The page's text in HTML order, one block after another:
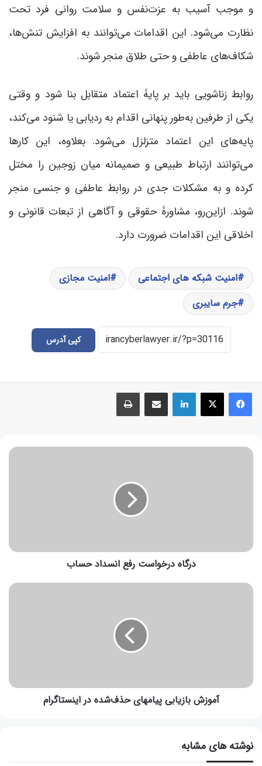
و موجب آسیب به عزت‌نفس و سلامت روانی فرد تحت
نظارت می‌شود. این اقدامات می‌توانند به افزایش تنش‌ها،
شکاف‌های عاطفی و حتی طلاق منجر شوند.
روابط زناشویی باید بر پایۀ اعتماد متقابل بنا شود و وقتی
یکی از طرفین به‌طور پنهانی اقدام به ردیابی یا شنود می‌کند،
پایه‌های این اعتماد متزلزل می‌شود. بعلاوه، این کارها
می‌توانند ارتباط طبیعی و صمیمانه میان زوجین را مختل
کرده و به مشکلات جدی در روابط عاطفی و جنسی منجر
شوند. ازاین‌رو، مشاورۀ حقوقی و آگاهی از تبعات قانونی و
اخلاقی این اقدامات ضرورت دارد.
امنیت شبکه های اجتماعی
امنیت مجازی
جرم سایبری
کپی آدرس
درگاه درخواست رفع انسداد حساب
آموزش بازیابی پیامهای حذف‌‌‌شده در اینستاگرام
نوشته های مشابه